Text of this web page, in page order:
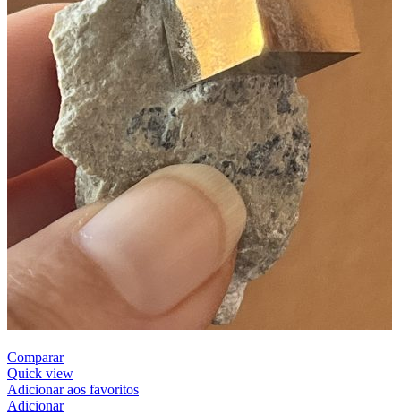
Comparar
Quick view
Adicionar aos favoritos
Adicionar